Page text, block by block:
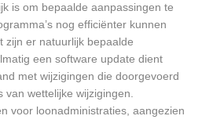
is om bepaalde aanpassingen te
nog efficiënter kunnen
zijn er natuurlijk bepaalde
een software update dient
met wijzigingen die doorgevoerd
van wettelijke wijzigingen.
voor loonadministraties, aangezien